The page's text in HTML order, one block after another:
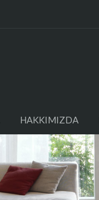
HAKKIMIZDA